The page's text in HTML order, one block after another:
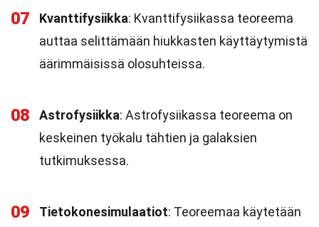
07 Kvanttifysiikka: Kvanttifysiikassa teoreema
auttaa selittämään hiukkasten käyttäytymistä
äärimmäisissä olosuhteissa.
08 Astrofysiikka: Astrofysiikassa teoreema on
keskeinen työkalu tähtien ja galaksien
tutkimuksessa.
09 Tietokonesimulaatiot: Teoreemaa käytetään